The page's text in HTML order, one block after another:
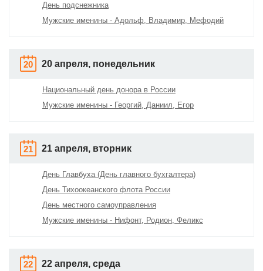
День подснежника
Мужские именины - Адольф, Владимир, Мефодий
20 20 апреля, понедельник
Национальный день донора в России
Мужские именины - Георгий, Даниил, Егор
21 21 апреля, вторник
День Главбуха (День главного бухгалтера)
День Тихоокеанского флота России
День местного самоуправления
Мужские именины - Нифонт, Родион, Феликс
22 22 апреля, среда